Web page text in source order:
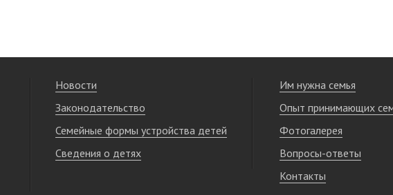
Новости
Законодательство
Семейные формы устройства детей
Сведения о детях
Им нужна семья
Опыт принимающих
Фотогалерея
Вопросы-ответы
Контакты